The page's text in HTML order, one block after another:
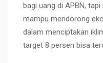
bagi uang di APBN,
mampu mendorong
dalam menciptakan
target 8 persen bisa